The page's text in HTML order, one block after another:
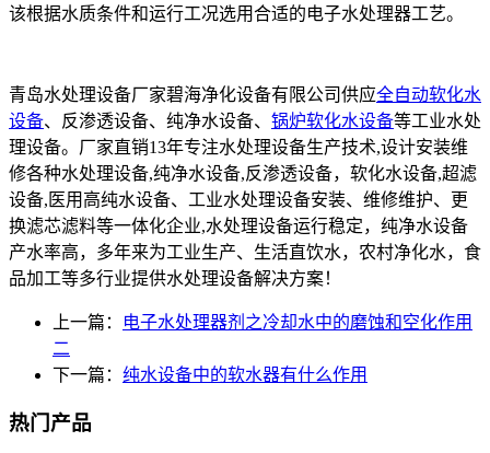
该根据水质条件和运行工况选用合适的电子水处理器工艺。
青岛水处理设备厂家碧海净化设备有限公司供应全自动软化水
设备、反渗透设备、纯净水设备、 锅炉软化水设备等工业水处
理设备。厂家直销13年专注水处理设备生产技术,设计安装维
修各种水处理设备,纯净水设备,反渗透设备，软化水设备,超滤
设备,医用高纯水设备、工业水处理设备安装、维修维护、更
换滤芯滤料等一体化企业,水处理设备运行稳定，纯净水设备
产水率高，多年来为工业生产、生活直饮水，农村净化水，食
品加工等多行业提供水处理设备解决方案！
上一篇：
电子水处理器剂之冷却水中的磨蚀和空化作用
二
下一篇： 纯水设备中的软水器有什么作用
热门产品